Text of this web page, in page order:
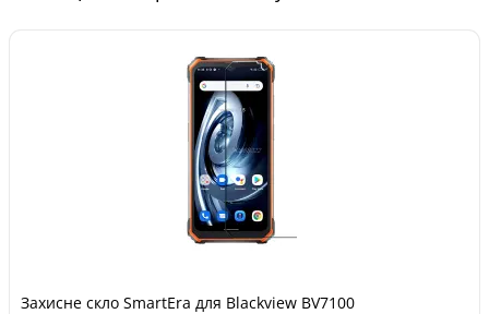
Захисне скло SmartEra для Blackview BV7100